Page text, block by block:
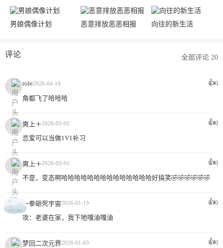
男娘偶像计划 恶意排放恶恶相报 向往的新生活
评论 全部评论 20
role2026-04-19 👍0
角都飞了哈哈哈
爽上＋2026-03-02 👍0
恋爱可以当做1V1补习
爽上＋2026-03-01 👍0
不是，变态啊哈哈哈哈哈哈哈哈哈哈哈哈哈哈好搞笑🤣🤣🤣🤣🤣🤣
一拳砸死宇宙2026-01-19 👍0
攻：老婆在家，我下地嘎油嘎油
梦回二次元界2026-01-03 👍0